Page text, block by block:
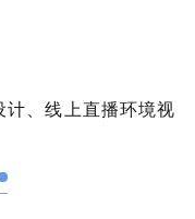
、线上直播环境视